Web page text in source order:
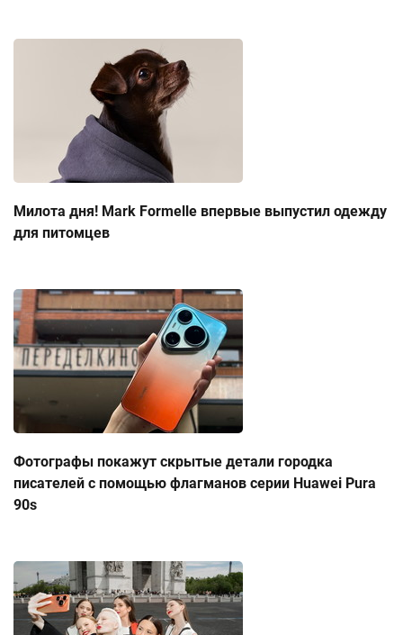
Милота дня! Mark Formelle впервые выпустил одежду
для питомцев
Фотографы покажут скрытые детали городка
писателей с помощью флагманов серии Huawei Pura
90s